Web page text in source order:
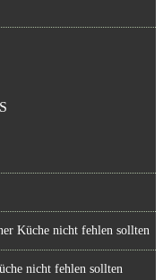
Küche nicht fehlen sollten
nicht fehlen sollten